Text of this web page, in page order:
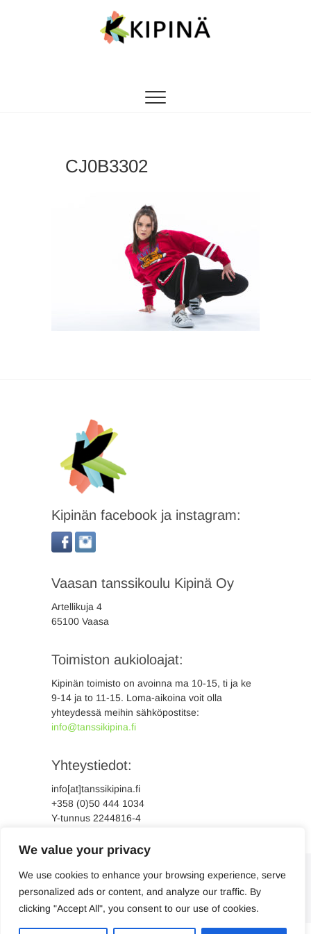
We value your privacy
We use cookies to enhance your browsing experience, serve
personalized ads or content, and analyze our traffic. By
clicking "Accept All", you consent to our use of cookies.
CJ0B3302
Kipinän facebook ja instagram:
Vaasan tanssikoulu Kipinä Oy
Artellikuja 4
65100 Vaasa
Toimiston aukioloajat:
Kipinän toimisto on avoinna ma 10-15, ti ja ke
9-14 ja to 11-15. Loma-aikoina voit olla
yhteydessä meihin sähköpostitse:
info@tanssikipina.fi
Yhteystiedot:
info[at]tanssikipina.fi
+358 (0)50 444 1034
Y-tunnus 2244816-4